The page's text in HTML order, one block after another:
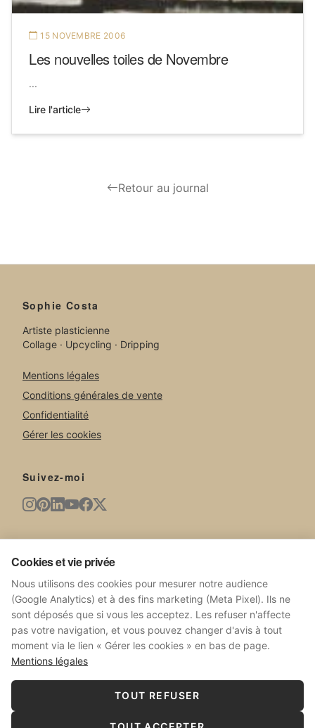
15 NOVEMBRE 2006
Les nouvelles toiles de Novembre
...
Lire l'article
Retour au journal
Sophie Costa
Artiste plasticienne
Collage · Upcycling · Dripping
Mentions légales
Conditions générales de vente
Confidentialité
Gérer les cookies
Suivez-moi
S'ABONNER
Pas de spam. Désabonnez-vous à tout moment.
Cookies et vie privée
Nous utilisons des cookies pour mesurer notre audience
(Google Analytics) et à des fins marketing (Meta Pixel). Ils ne
sont déposés que si vous les acceptez. Les refuser n'affecte
pas votre navigation, et vous pouvez changer d'avis à tout
moment via le lien « Gérer les cookies » en bas de page.
Mentions légales
TOUT REFUSER